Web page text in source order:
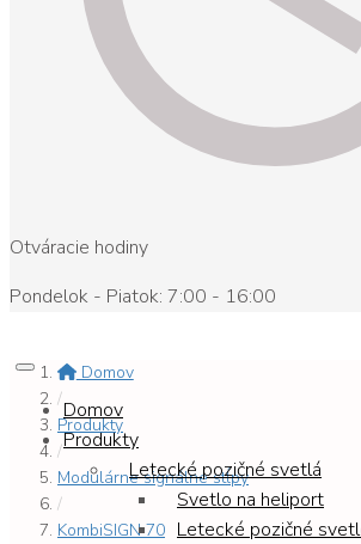
Otváracie hodiny
Pondelok - Piatok: 7:00 - 16:00
Domov
Produkty
Letecké pozičné svetlá
Svetlo na heliport
Letecké pozičné
Domov
/
Produkty
/
Modulárne signálne stĺpy
/
KombiSIGN 70